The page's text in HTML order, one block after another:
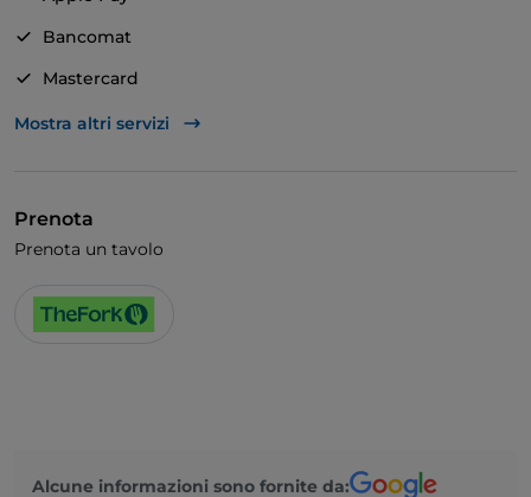
Bancomat
Mastercard
TheFork PAY
Animali ammessi
Mostra altri servizi
Prenota
Prenota un tavolo
Alcune informazioni sono fornite da: